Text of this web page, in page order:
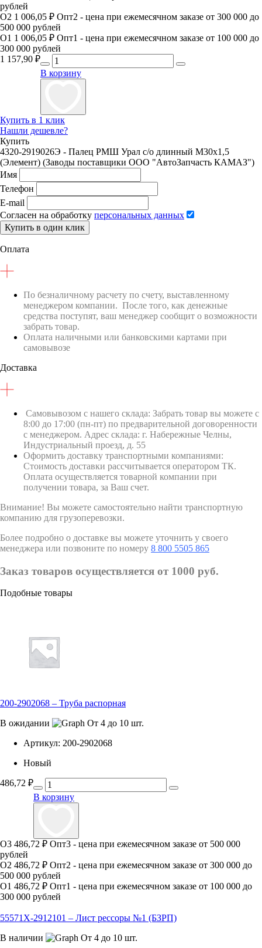
рублей
О2 1 006,05 ₽ Опт2 - цена при ежемесячном заказе от 300 000 до
500 000 рублей
О1 1 006,05 ₽ Опт1 - цена при ежемесячном заказе от 100 000 до
300 000 рублей
1 157,90 ₽
В корзину
Купить в 1 клик
Нашли дешевле?
Купить
4320-2919026Э - Палец РМШ Урал с/о длинный М30х1,5
(Элемент) (Заводы поставщики ООО "АвтоЗапчасть КАМАЗ")
Имя
Телефон
E-mail
Согласен на обработку персональных данных
Купить в один клик
Оплата
По безналичному расчету по счету, выставленному
менеджером компании. После того, как денежные
средства поступят, ваш менеджер сообщит о возможности
забрать товар.
Оплата наличными или банковскими картами при
самовывозе
Доставка
Самовывозом с нашего склада: Забрать товар вы можете с
8:00 до 17:00 (пн-пт) по предварительной договоренности
с менеджером. Адрес склада: г. Набережные Челны,
Индустриальный проезд, д. 55
Оформить доставку транспортными компаниями:
Стоимость доставки рассчитывается оператором ТК.
Оплата осуществляется товарной компании при
получении товара, за Ваш счет.
Внимание! Вы можете самостоятельно найти транспортную
компанию для грузоперевозки.
Более подробно о доставке вы можете уточнить у своего
менеджера или позвоните по номеру 8 800 5505 865
Заказ товаров осуществляется от 1000 руб.
Подобные товары
200-2902068 – Труба распорная
В ожидании
От 4 до 10 шт.
Артикул: 200-2902068
Новый
486,72 ₽
В корзину
О3 486,72 ₽ Опт3 - цена при ежемесячном заказе от 500 000
рублей
О2 486,72 ₽ Опт2 - цена при ежемесячном заказе от 300 000 до
500 000 рублей
О1 486,72 ₽ Опт1 - цена при ежемесячном заказе от 100 000 до
300 000 рублей
55571Х-2912101 – Лист рессоры №1 (БЗРП)
В наличии
От 4 до 10 шт.